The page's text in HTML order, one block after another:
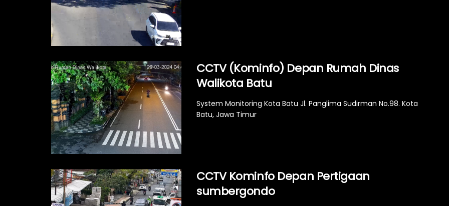
CCTV (Kominfo) Depan Rumah Dinas
Walikota Batu
System Monitoring Kota Batu Jl. Panglima Sudirman No.98. Kota
Batu, Jawa Timur
CCTV Kominfo Depan Pertigaan
sumbergondo